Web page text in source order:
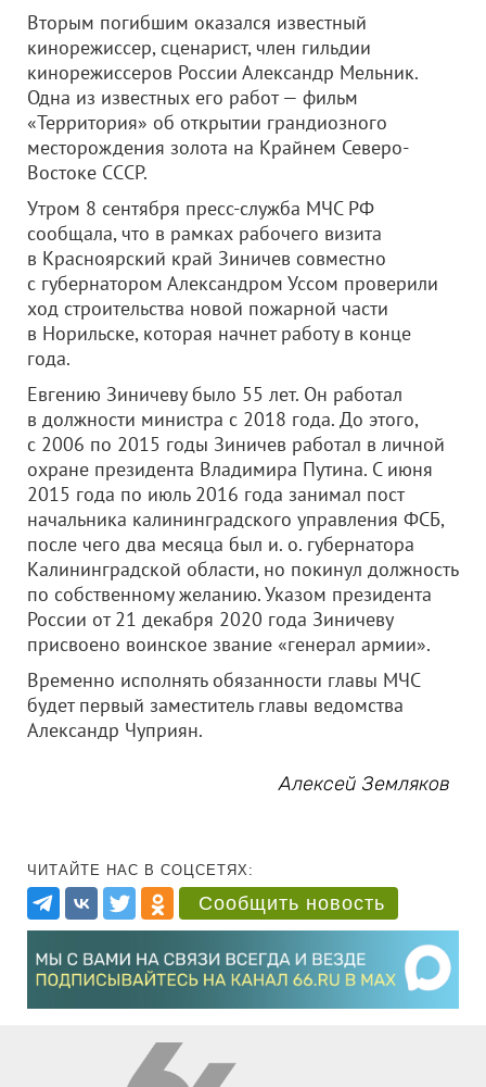
Вторым погибшим оказался известный
кинорежиссер, сценарист, член гильдии
кинорежиссеров России Александр Мельник.
Одна из известных его работ — фильм
«Территория» об открытии грандиозного
месторождения золота на Крайнем Северо-
Востоке СССР.
Утром 8 сентября пресс-служба МЧС РФ
сообщала, что в рамках рабочего визита
в Красноярский край Зиничев совместно
с губернатором Александром Уссом проверили
ход строительства новой пожарной части
в Норильске, которая начнет работу в конце
года.
Евгению Зиничеву было 55 лет. Он работал
в должности министра с 2018 года. До этого,
с 2006 по 2015 годы Зиничев работал в личной
охране президента Владимира Путина. С июня
2015 года по июль 2016 года занимал пост
начальника калининградского управления ФСБ,
после чего два месяца был и. о. губернатора
Калининградской области, но покинул должность
по собственному желанию. Указом президента
России от 21 декабря 2020 года Зиничеву
присвоено воинское звание «генерал армии».
Временно исполнять обязанности главы МЧС
будет первый заместитель главы ведомства
Александр Чуприян.
Алексей Земляков
ЧИТАЙТЕ НАС В СОЦСЕТЯХ:
Сообщить новость